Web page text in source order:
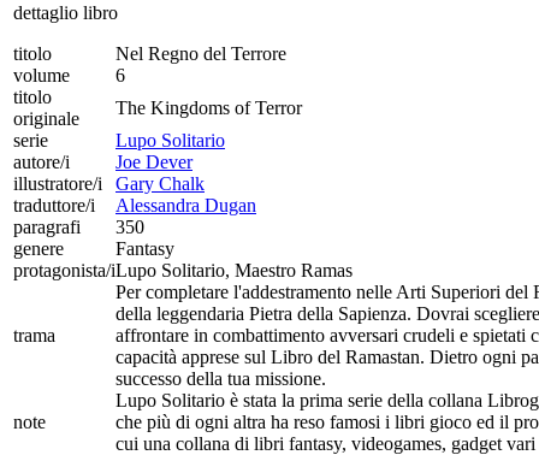
dettaglio libro
titolo
Nel Regno del Terrore
volume
6
titolo
originale
The Kingdoms of Terror
serie
Lupo Solitario
autore/i
Joe Dever
illustratore/i
Gary Chalk
traduttore/i
Alessandra Dugan
paragrafi
350
genere
Fantasy
protagonista/iLupo Solitario, Maestro Ramas
trama
Per completare l'addestramento nelle Arti Superiori
della leggendaria Pietra della Sapienza. Dovrai
affrontare in combattimento avversari crudeli e spietati
capacità apprese sul Libro del Ramastan. Dietro ogni
successo della tua missione.
note
Lupo Solitario è stata la prima serie della collana
che più di ogni altra ha reso famosi i libri gioco ed il
cui una collana di libri fantasy, videogames, gadget